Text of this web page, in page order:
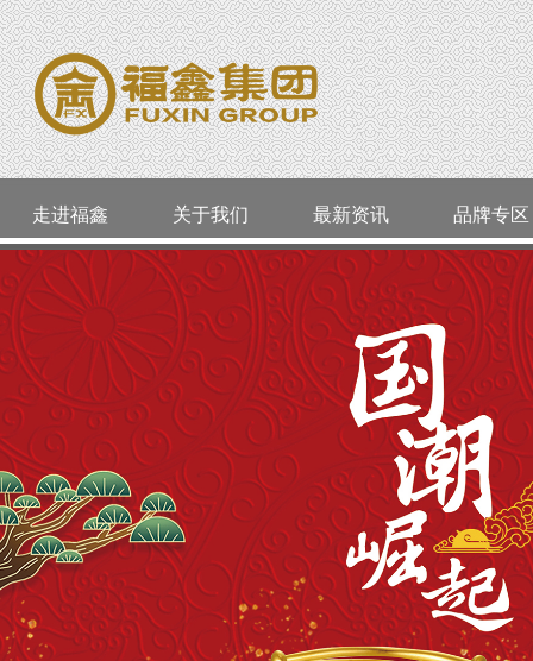
走进福鑫 关于我们
公司简介 企业资质 企业文化
最新资讯
活动通告 今日金价 最新资讯
品牌专区
老凤祥 周大生 ALLOVE
明牌珠宝 囍福
品类精选 婚嫁系列 店长推荐
威海 环翠区 经区